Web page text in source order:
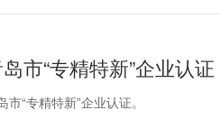
市“专精特新”企业认证
“专精特新”企业认证。